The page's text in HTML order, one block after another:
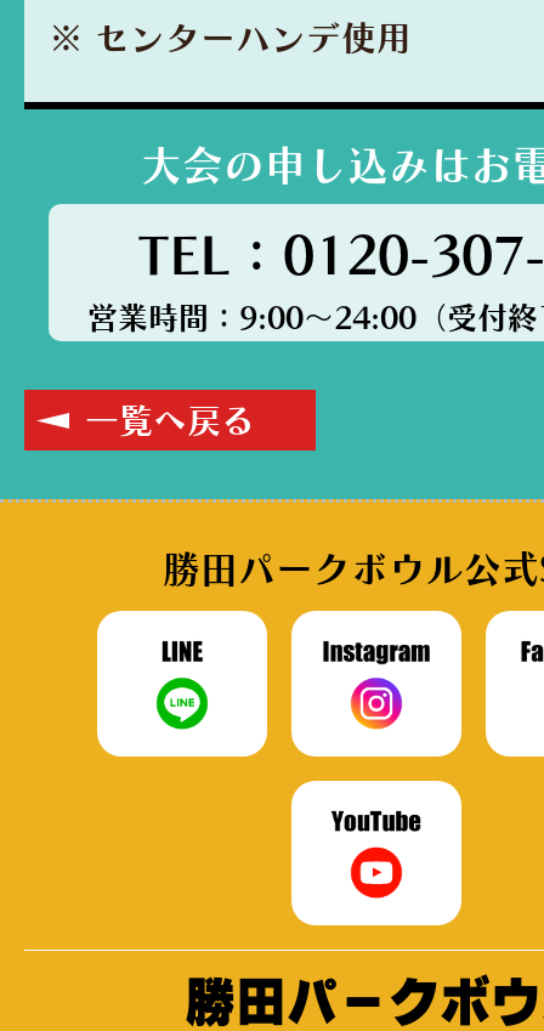
※ センターハンデ使用
大会の申し込みはお
TEL：0120-
営業時間：9:00～24:00（受付
一覧へ戻る
勝田パークボ
勝田パークボウル公